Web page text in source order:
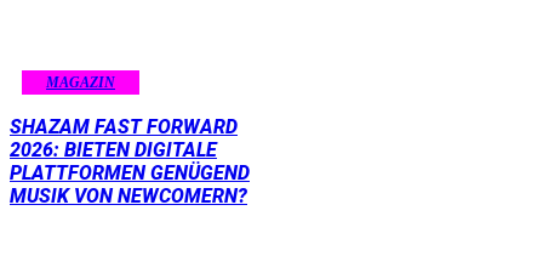
MAGAZIN
SHAZAM FAST FORWARD
2026: BIETEN DIGITALE
PLATTFORMEN GENÜGEND
MUSIK VON NEWCOMERN?